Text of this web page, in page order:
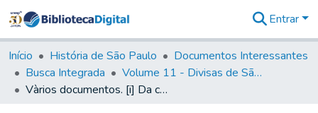
&
Coleções
Tudo na
Biblioteca
Entrar
Início História de São Paulo
Documentos Interessantes
Busca Integrada
Volume 11 - Divisas de São Paulo e Minas Gerais
Vàrios documentos. [i] Da câmara de Mogi-mirim, 1816